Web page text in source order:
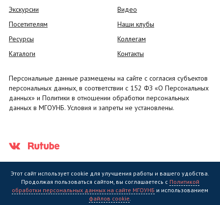
Экскурсии
Посетителям
Ресурсы
Каталоги
Видео
Наши клубы
Коллегам
Контакты
Персональные данные размещены на сайте с согласия субъектов
персональных данных, в соответствии с 152 ФЗ «О Персональных
данных» и Политики в отношении обработки персональных
данных в МГОУНБ. Условия и запреты не установлены.
Государственное областное бюджетное учреждение культуры
Этот сайт использует cookie для улучшения работы и вашего удобства.
Продолжая пользоваться сайтом, вы соглашаетесь с Политикой
обработки персональных данных на сайте МГОУНБ и использованием
файлов cookie.